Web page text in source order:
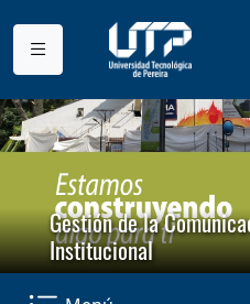
Gestión de la
Institucional